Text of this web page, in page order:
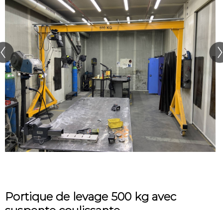
Portique de levage 500 kg avec